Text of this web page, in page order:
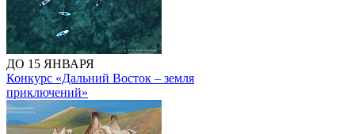
ДО 15 ЯНВАРЯ
Конкурс «Дальний Восток – земля
приключений»